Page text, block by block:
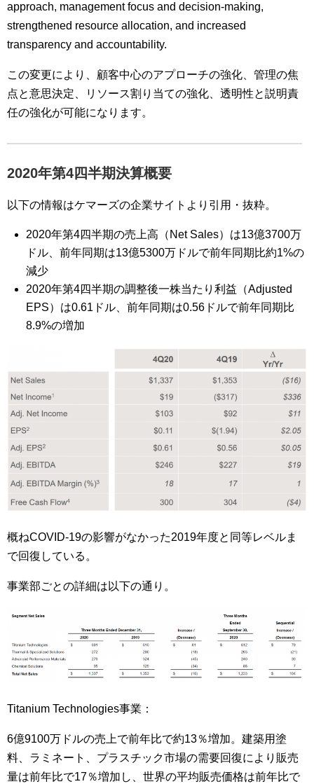
approach, management focus and decision-making,
strengthened resource allocation, and increased
transparency and accountability.
この変更により、顧客中心のアプローチの強化、管理の焦
点と意思決定、リソース割り当ての強化、透明性と説明責
任の強化が可能になります。
2020年第4四半期決算概要
以下の情報はケマーズの企業サイトより引用・抜粋。
2020年第4四半期の売上高（ Net Sales）は13億3700万
ドル、前年同期は13億5300万ドルで前年同期比約1%の
減少
2020年第4四半期の調整後一株当たり利益（Adjusted
EPS）は0.61 ドル、前年同期は0.56 ドルで前年同期比
8.9%の増加
概ねCOVID-19の影響がなかった2019年度と同等レベルま
で回復している。
事業部ごとの詳細は以下の通り。
Titanium Technologies事業：
6億9100万ドルの売上で前年比で約13％増加。建築用塗
料、ラミネート、プラスチック市場の需要回復により販売
量は前年比で17％増加し、世界の平均販売価格は前年比で